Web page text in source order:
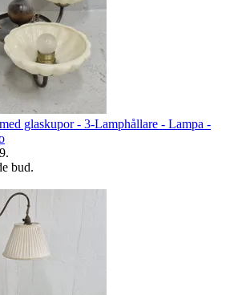
glaskupor - 3-Lamphållare - Lampa -
.
bud.